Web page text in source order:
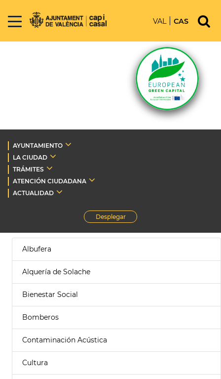
VAL CAS
AYUNTAMIENTO
LA CIUDAD
TRÁMITES
ATENCIÓN CIUDADANA
ACTUALIDAD
Desplegar
Albufera
Alquería de Solache
Bienestar Social
Bomberos
Contaminación Acústica
Cultura